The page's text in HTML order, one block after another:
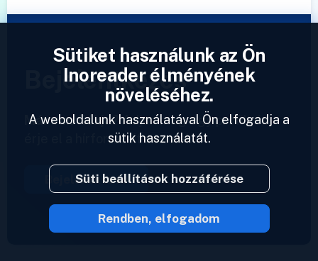
Bejelentkezés
Már van fiókja? Adjon meg egy profilt és
érje el a hírforrásait azonnal.
Bejelentkezés
2023 © Inoreader
Sütiket használunk az Ön
Inoreader élményének
növeléséhez.
A weboldalunk használatával Ön elfogadja a
sütik használatát.
Süti beállítások hozzáférése
Rendben, elfogadom